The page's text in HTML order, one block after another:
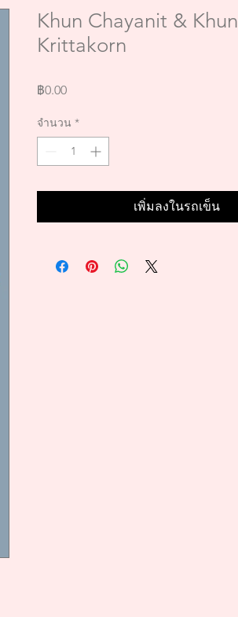
Khun Chayanit & Khun
Krittakorn
฿0.00ราคา
จำนวน *
เพิ่มลงในรถเข็น